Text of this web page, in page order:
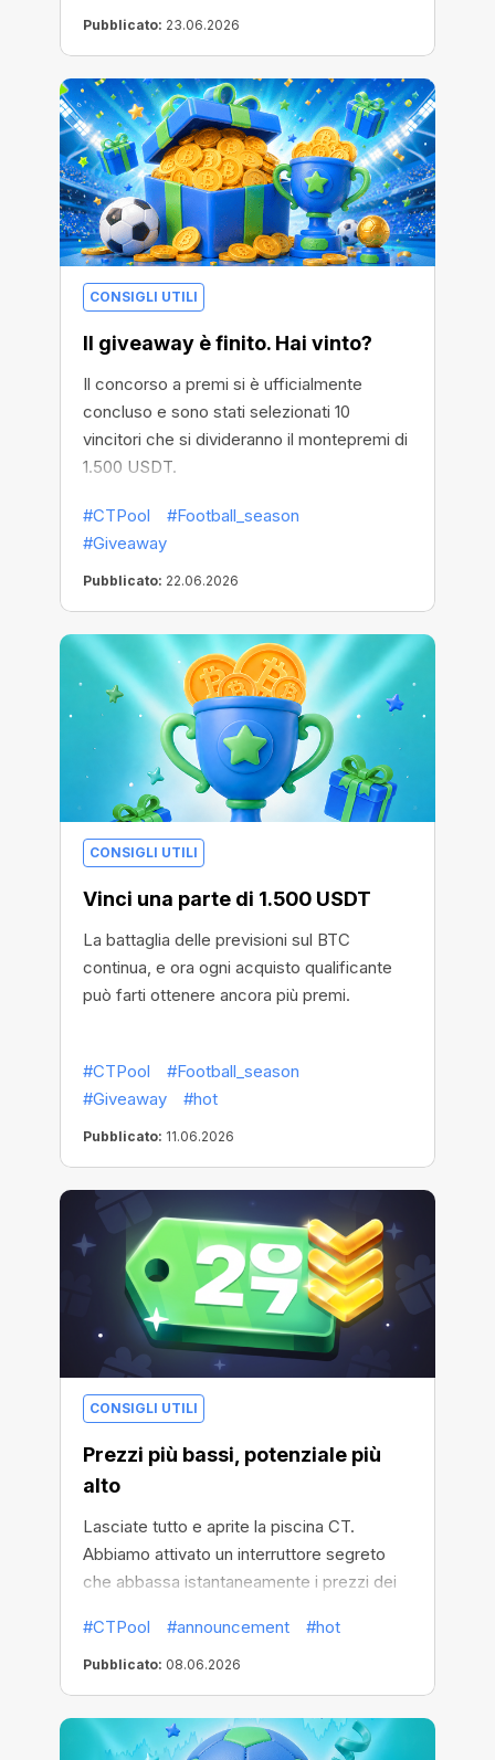
Pubblicato: 23.06.2026
CONSIGLI UTILI
Il giveaway è finito. Hai vinto?
Il concorso a premi si è ufficialmente
concluso e sono stati selezionati 10
vincitori che si divideranno il montepremi di
1.500 USDT.
#CTPool
#Football_season
#Giveaway
Pubblicato: 22.06.2026
CONSIGLI UTILI
Vinci una parte di 1.500 USDT
La battaglia delle previsioni sul BTC
continua, e ora ogni acquisto qualificante
può farti ottenere ancora più premi.
#CTPool
#Football_season
#Giveaway
#hot
Pubblicato: 11.06.2026
CONSIGLI UTILI
Prezzi più bassi, potenziale più
alto
Lasciate tutto e aprite la piscina CT.
Abbiamo attivato un interruttore segreto
che abbassa istantaneamente i prezzi dei
#CTPool
#announcement #hot
Pubblicato: 08.06.2026